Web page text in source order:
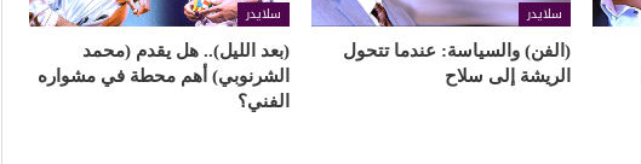
سلايدر
(الفن) والسياسة: عندما تتحول
الريشة إلى سلاح
سلايدر
(بعد الليل).. هل يقدم (محمد
الشرنوبي) أهم محطة في مشواره
الفني؟